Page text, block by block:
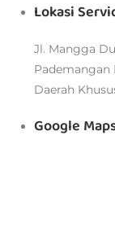
Lokasi
Jl. Mangga
Pademangan
Daerah
Google